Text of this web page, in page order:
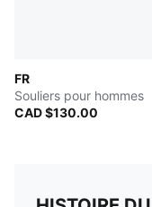
FR
Souliers pour hommes
CAD $130.00